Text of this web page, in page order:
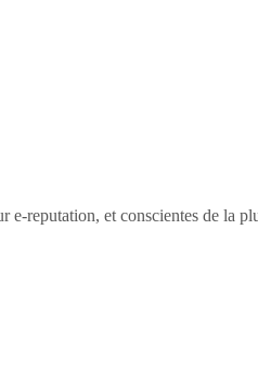
reputation, et conscientes de la